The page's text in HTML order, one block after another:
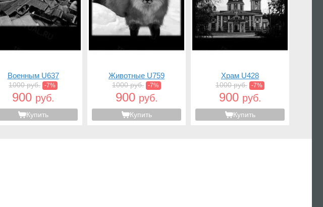
Военным U637
1000 руб. -7%
900 руб.
Купить
Животные U759
1000 руб. -7%
900 руб.
Купить
Храм U428
1000 руб. -7%
900 руб.
Купить